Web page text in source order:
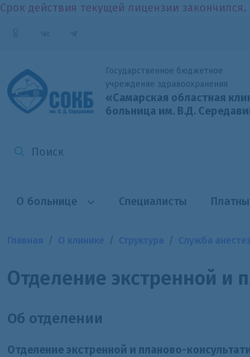
Срок действия текущей лицензии
Государственное бюджетное
учреждение здравоохранения
«Самарская областная
больница им. В.Д.
О больнице Специалисты
Отделение экстренной и
Об отделении
Отделение экстренной и планово-